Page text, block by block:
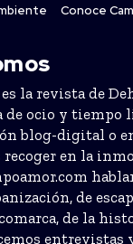
Conoce
la revista de
de ocio y tiempo
blog-digital o
recoger en la
de
de la
entrevistas